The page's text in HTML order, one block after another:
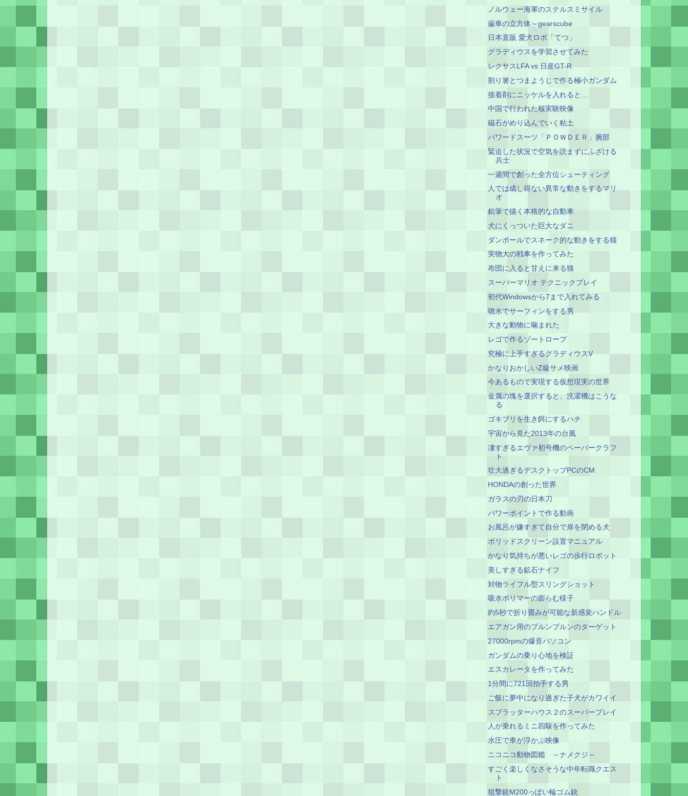
ノルウェー海軍のステルスミサイル
歯車の立方体～gearscube
日本直販 愛犬ロボ「てつ」
グラディウスを学習させてみた
レクサスLFA vs 日産GT-R
割り箸とつまようじで作る極小ガンダム
接着剤にニッケルを入れると…
中国で行われた核実験映像
磁石がめり込んでいく粘土
パワードスーツ「ＰＯＷＤＥＲ」腕部
緊迫した状況で空気を読まずにふざける
兵士
一週間で創った全方位シューティング
人では成し得ない異常な動きをするマリ
オ
鉛筆で描く本格的な自動車
犬にくっついた巨大なダニ
ダンボールでスネーク的な動きをする猫
実物大の戦車を作ってみた
布団に入ると甘えに来る猫
スーパーマリオ テクニックプレイ
初代Windowsから7まで入れてみる
噴水でサーフィンをする男
大きな動物に噛まれた
レゴで作るゾートロープ
究極に上手すぎるグラディウスV
かなりおかしいZ級サメ映画
今あるもので実現する仮想現実の世界
金属の塊を選択すると、洗濯機はこうな
る
ゴキブリを生き餌にするハチ
宇宙から見た2013年の台風
凄すぎるエヴァ初号機のペーパークラフ
ト
壮大過ぎるデスクトップPCのCM
HONDAの創った世界
ガラスの刃の日本刀
パワーポイントで作る動画
お風呂が嫌すぎて自分で扉を閉める犬
ポリッドスクリーン設置マニュアル
かなり気持ちが悪いレゴの歩行ロボット
美しすぎる鉱石ナイフ
対物ライフル型スリングショット
吸水ポリマーの膨らむ様子
約5秒で折り畳みが可能な新感覚ハンドル
エアガン用のプルンプルンのターゲット
27000rpmの爆音パソコン
ガンダムの乗り心地を検証
エスカレータを作ってみた
1分間に721回拍手する男
ご飯に夢中になり過ぎた子犬がカワイイ
スプラッターハウス２のスーパープレイ
人が乗れるミニ四駆を作ってみた
水圧で車が浮かぶ映像
ニコニコ動物図鑑 ～ナメクジ～
すごく楽しくなさそうな中年転職クエス
ト
狙撃銃M200っぽい輪ゴム銃